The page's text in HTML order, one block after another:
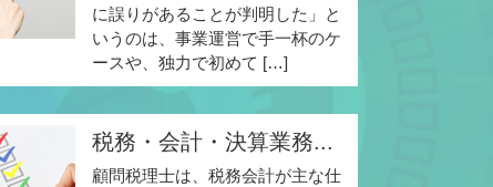
に誤りがあることが判明した」と
いうのは、事業運営で手一杯のケ
ースや、独力で初めて […]
税務・会計・決算業務...
顧問税理士は、税務会計が主な仕